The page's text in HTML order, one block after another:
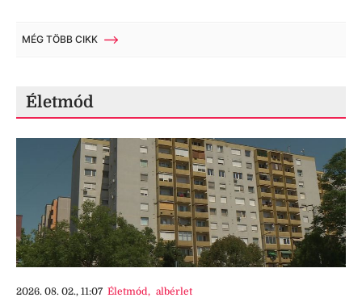
MÉG TÖBB CIKK
Életmód
2026. 08. 02., 11:07 Életmód, albérlet